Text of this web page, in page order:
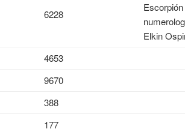
6228
Elkin
4653
9670
388
177